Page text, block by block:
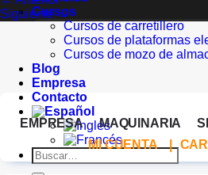
Cursos
Cursos de carretillero
Cursos de plataformas
Cursos de mozo de
Blog
Empresa
Contacto
Buscar
por:
Siguiente→
EMPRESA MAQUINARIA
MI CUENTA
|